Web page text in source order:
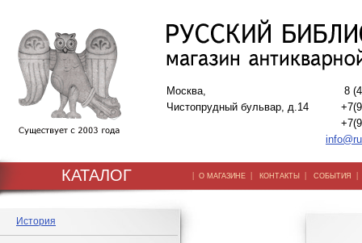
Москва,
Чистопрудный бульвар, д.14
8
КАТАЛОГ | О МАГАЗИНЕ | КОНТАКТЫ | СОБЫТИЯ
История